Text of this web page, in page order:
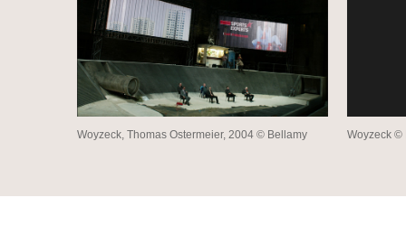
Woyzeck, Thomas Ostermeier, 2004 © Bellamy Woyzeck ©